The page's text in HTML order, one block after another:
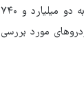
در همین حال، تارا اتوماتیک مجهز به موتور EF۷P توربوشارژ از یک میلیارد و ۹۴۸ میلیون تومان به دو میلیارد و ۷۴۰
میان خودروهای مورد بررسی